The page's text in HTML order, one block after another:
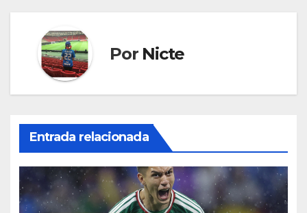
Por Nicte
Entrada relacionada